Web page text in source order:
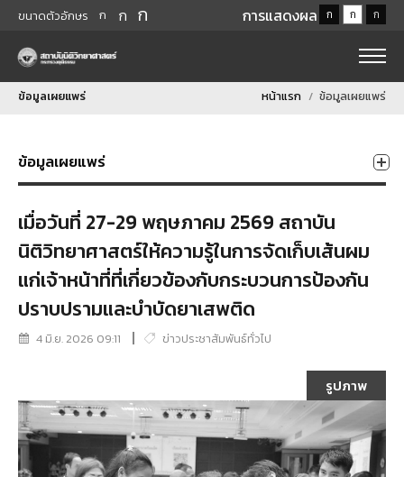
ขนาดตัวอักษร ก ก ก การแสดงผล ก ก ก
ข้อมูลเผยแพร่ หน้าแรก ข้อมูลเผยแพร่
ข้อมูลเผยแพร่
เมื่อวันที่ 27-29 พฤษภาคม 2569 สถาบัน
นิติวิทยาศาสตร์ให้ความรู้ในการจัดเก็บเส้นผม
แก่เจ้าหน้าที่ที่เกี่ยวข้องกับกระบวนการป้องกัน
ปราบปรามและบําบัดยาเสพติด
4 มิ.ย. 2026 09:11 ข่าวประชาสัมพันธ์ทั่วไป
รูปภาพ